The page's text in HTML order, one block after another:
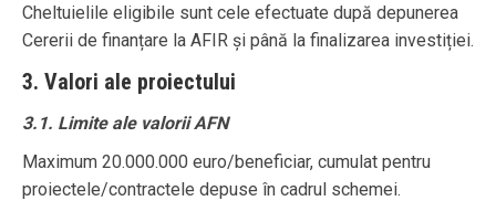
Cheltuielile eligibile sunt cele efectuate după depunerea
Cererii de finanțare la AFIR și până la finalizarea investiției.
3. Valori ale proiectului
3.1. Limite ale valorii AFN
Maximum 20.000.000 euro/beneficiar, cumulat pentru
proiectele/contractele depuse în cadrul schemei.